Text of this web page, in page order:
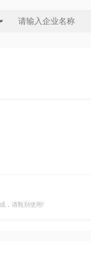
，请甄别使用!